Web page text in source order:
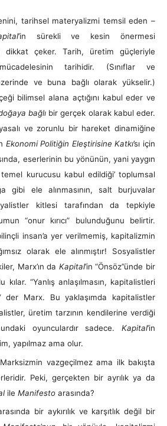
tarihsel materyalizmi temsil eden –
’in sürekli ve kesin önermesi
dikkat çeker. Tarih, üretim güçleriyle
tarihidir. (Sınıflar ve
ve buna bağlı olarak yükselir.)
bilimsel alana açtığını kabul eder ve
bağlı bir gerçek olarak kabul eder.
ve zorunlu bir hareket dinamiğine
Ekonomi Politiğin Eleştirisine Katkı’sı için
eserlerinin bu yönünün, yani yaygın
temel kurucusu kabul edildiği’ toplumsal
gibi ele alınmasının, salt burjuvalar
kitlesi tarafından da tepkiyle
“onur kırıcı” bulunduğunu belirtir.
insan’a yer verilmemiş, kapitalizmin
olarak ele alınmıştır! Sosyalistler
Marx’ın da Kapital’in “Önsöz”ünde bir
kılar. “Yanlış anlaşılmasın, kapitalistleri
der Marx. Bu yaklaşımda kapitalistler
üretim tarzının kendilerine verdiği
oyunculardır sadece. Kapital’in
yapılmaz ama olur.
vazgeçilmez ama ilk bakışta
Peki, gerçekten bir ayrılık ya da
ile Manifesto arasında?
bir aykırılık ve karşıtlık değil bir